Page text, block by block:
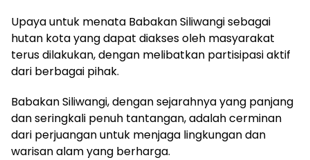
Upaya untuk menata Babakan Siliwangi sebagai
hutan kota yang dapat diakses oleh masyarakat
terus dilakukan, dengan melibatkan partisipasi aktif
dari berbagai pihak.
Babakan Siliwangi, dengan sejarahnya yang panjang
dan seringkali penuh tantangan, adalah cerminan
dari perjuangan untuk menjaga lingkungan dan
warisan alam yang berharga.